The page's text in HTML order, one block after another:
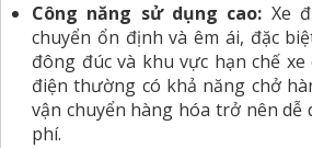
Công năng sử dụng cao: Xe
chuyển ổn định và êm ái, đặc
đông đúc và khu vực hạn chế
điện thường có khả năng chở
vận chuyển hàng hóa trở nên dễ
phí.